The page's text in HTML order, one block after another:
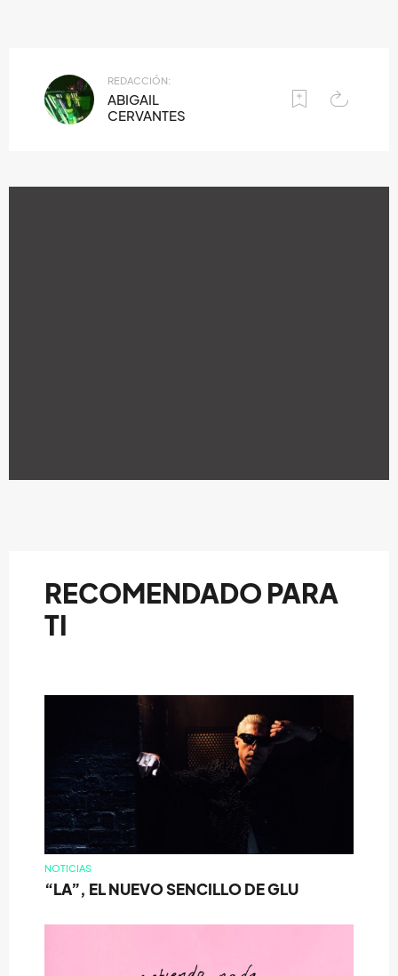
REDACCIÓN:
ABIGAIL
CERVANTES
RECOMENDADO PARA
TI
NOTICIAS
“LA”, EL NUEVO SENCILLO DE GLU